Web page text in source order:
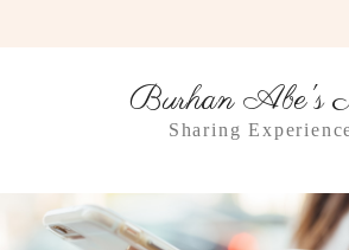
Burhan Abe's
Sharing